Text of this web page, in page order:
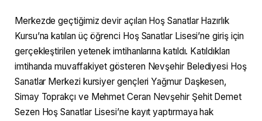
Merkezde geçtiğimiz devir açılan Hoş Sanatlar Hazırlık
Kursu’na katılan üç öğrenci Hoş Sanatlar Lisesi’ne giriş için
gerçekleştirilen yetenek imtihanlarına katıldı. Katıldıkları
imtihanda muvaffakiyet gösteren Nevşehir Belediyesi Hoş
Sanatlar Merkezi kursiyer gençleri Yağmur Daşkesen,
Simay Toprakçı ve Mehmet Ceran Nevşehir Şehit Demet
Sezen Hoş Sanatlar Lisesi’ne kayıt yaptırmaya hak